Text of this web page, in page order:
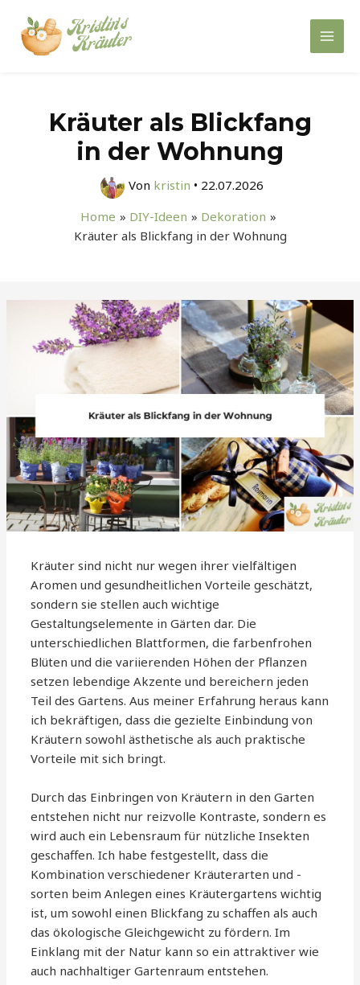
Inhalt
springen
Main
Kräuter als Blickfang
in der Wohnung
Von kristin • 22.07.2026
Home
DIY-Ideen
Dekoration
Kräuter als Blickfang in der Wohnung
Kräuter sind nicht nur wegen ihrer vielfältigen
Aromen und gesundheitlichen Vorteile geschätzt,
sondern sie stellen auch wichtige
Gestaltungselemente in Gärten dar. Die
unterschiedlichen Blattformen, die farbenfrohen
Blüten und die variierenden Höhen der Pflanzen
setzen lebendige Akzente und bereichern jeden
Teil des Gartens. Aus meiner Erfahrung heraus kann
ich bekräftigen, dass die gezielte Einbindung von
Kräutern sowohl ästhetische als auch praktische
Vorteile mit sich bringt.
Durch das Einbringen von Kräutern in den Garten
entstehen nicht nur reizvolle Kontraste, sondern es
wird auch ein Lebensraum für nützliche Insekten
geschaffen. Ich habe festgestellt, dass die
Kombination verschiedener Kräuterarten und -
sorten beim Anlegen eines Kräutergartens wichtig
ist, um sowohl einen Blickfang zu schaffen als auch
das ökologische Gleichgewicht zu fördern. Im
Einklang mit der Natur kann so ein attraktiver wie
auch nachhaltiger Gartenraum entstehen.